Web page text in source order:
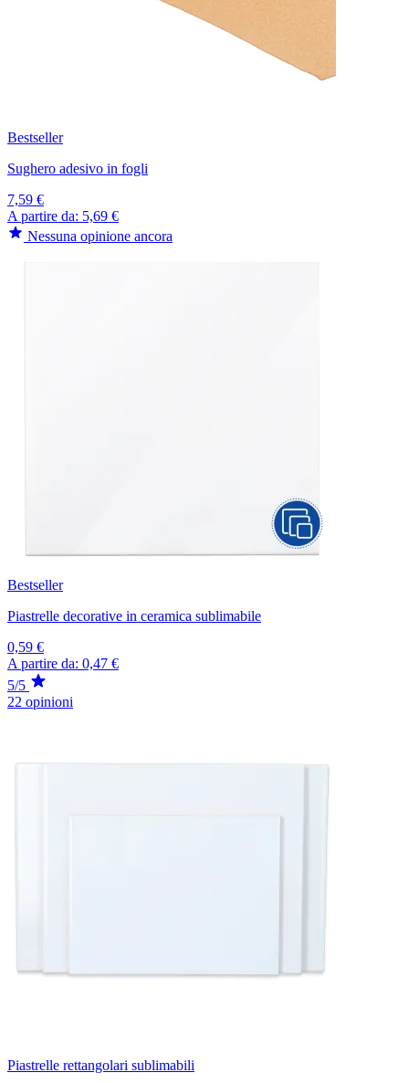
Bestseller
Sughero adesivo in fogli
7,59 €
A partire da: 5,69 €
Nessuna opinione ancora
Bestseller
Piastrelle decorative in ceramica sublimabile
0,59 €
A partire da: 0,47 €
5/5
22 opinioni
Piastrelle rettangolari sublimabili